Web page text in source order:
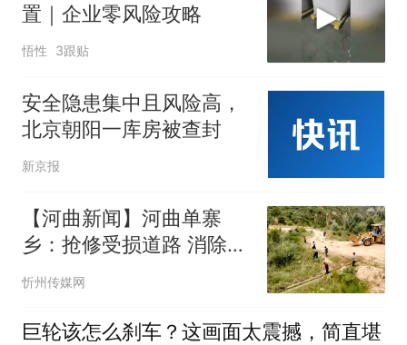
置｜企业零风险攻略
悟性 3跟贴
安全隐患集中且风险高，
北京朝阳一库房被查封
新京报
【河曲新闻】河曲单寨
乡：抢修受损道路 消除安
全隐患 筑牢防汛防线
忻州传媒网
巨轮该怎么刹车？这画面太震撼，简直堪